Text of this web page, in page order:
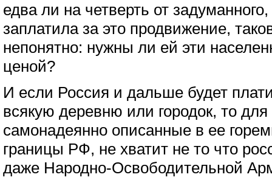
едва ли на четверть от
заплатила за это продвижение,
непонятно: нужны ли ей эти
ценой?
И если Россия и дальше будет
всякую деревню или городок, то
самонадеянно описанные в ее
границы РФ, не хватит не то что
даже Народно-Освободительной